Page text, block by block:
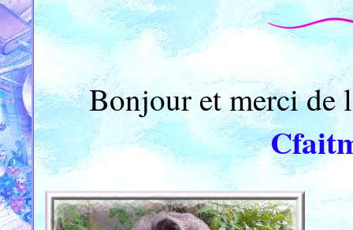
Bonjour et merci de